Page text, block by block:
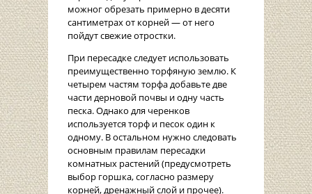
можног обрезать примерно в десяти
сантиметрах от корней — от него
пойдут свежие отростки.
При пересадке следует использовать
преимущественно торфяную землю. К
четырем частям торфа добавьте две
части дерновой почвы и одну часть
песка. Однако для черенков
используется торф и песок один к
одному. В остальном нужно следовать
основным правилам пересадки
комнатных растений (предусмотреть
выбор горшка, согласно размеру
корней, дренажный слой и прочее).